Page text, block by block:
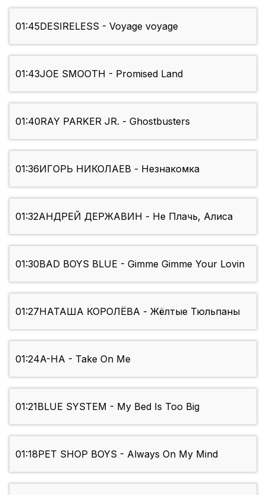
01:45DESIRELESS - Voyage voyage
01:43JOE SMOOTH - Promised Land
01:40RAY PARKER JR. - Ghostbusters
01:36ИГОРЬ НИКОЛАЕВ - Незнакомка
01:32АНДРЕЙ ДЕРЖАВИН - Не Плачь, Алиса
01:30BAD BOYS BLUE - Gimme Gimme Your Lovin
01:27НАТАША КОРОЛЁВА - Жёлтые Тюльпаны
01:24A-HA - Take On Me
01:21BLUE SYSTEM - My Bed Is Too Big
01:18PET SHOP BOYS - Always On My Mind